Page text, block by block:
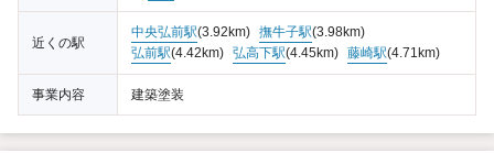
近くの駅
中央弘前駅(3.92km) 撫牛子駅(3.98km)
弘前駅(4.42km) 弘高下駅(4.45km) 藤崎駅(4.71km)
事業内容 建築塗装